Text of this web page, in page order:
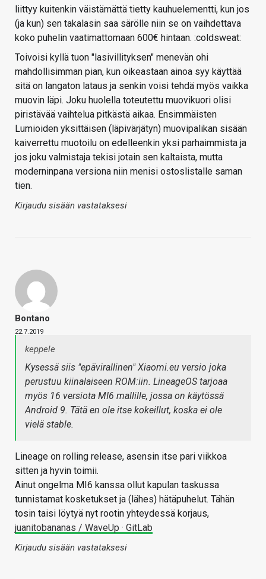
liittyy kuitenkin väistämättä tietty kauhuelementti, kun jos
(ja kun) sen takalasin saa särölle niin se on vaihdettava
koko puhelin vaatimattomaan 600€ hintaan. :coldsweat:
Toivoisi kyllä tuon "lasivillityksen" menevän ohi
mahdollisimman pian, kun oikeastaan ainoa syy käyttää
sitä on langaton lataus ja senkin voisi tehdä myös vaikka
muovin läpi. Joku huolella toteutettu muovikuori olisi
piristävää vaihtelua pitkästä aikaa. Ensimmäisten
Lumioiden yksittäisen (läpivärjätyn) muovipalikan sisään
kaiverrettu muotoilu on edelleenkin yksi parhaimmista ja
jos joku valmistaja tekisi jotain sen kaltaista, mutta
moderninpana versiona niin menisi ostoslistalle saman
tien.
Kirjaudu sisään vastataksesi
Bontano
22.7.2019
keppele
Kysessä siis "epävirallinen" Xiaomi.eu versio joka
perustuu kiinalaiseen ROM:iin. LineageOS tarjoaa
myös 16 versiota MI6 mallille, jossa on käytössä
Android 9. Tätä en ole itse kokeillut, koska ei ole
vielä stable.
Lineage on rolling release, asensin itse pari viikkoa
sitten ja hyvin toimii.
Ainut ongelma MI6 kanssa ollut kapulan taskussa
tunnistamat kosketukset ja (lähes) hätäpuhelut. Tähän
tosin taisi löytyä nyt rootin yhteydessä korjaus,
juanitobananas / WaveUp · GitLab
Kirjaudu sisään vastataksesi